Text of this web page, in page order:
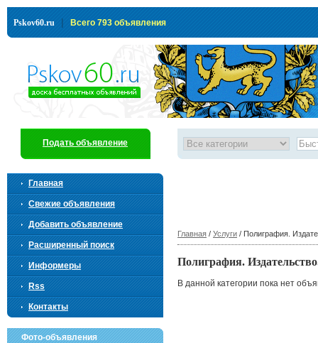
Pskov60.ru | Всего 793 объявления
Главная / Услуги / Полиграфия.
Полиграфия.
В данной категории пока нет
Подать объявление
Главная
Свежие объявления
Добавить объявление
Расширенный поиск
Информеры
Rss
Контакты
Фото-объявления